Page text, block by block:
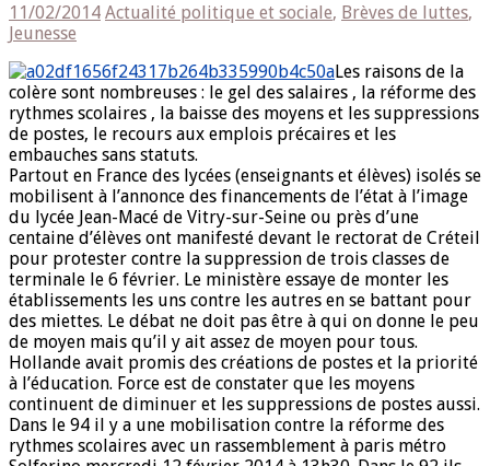
11/02/2014 Actualité politique et sociale, Brèves de luttes,
Jeunesse
Les raisons de la
colère sont nombreuses : le gel des salaires , la réforme des
rythmes scolaires , la baisse des moyens et les suppressions
de postes, le recours aux emplois précaires et les
embauches sans statuts.
Partout en France des lycées (enseignants et élèves) isolés se
mobilisent à l’annonce des financements de l’état à l’image
du lycée Jean-Macé de Vitry-sur-Seine ou près d’une
centaine d’élèves ont manifesté devant le rectorat de Créteil
pour protester contre la suppression de trois classes de
terminale le 6 février. Le ministère essaye de monter les
établissements les uns contre les autres en se battant pour
des miettes. Le débat ne doit pas être à qui on donne le peu
de moyen mais qu’il y ait assez de moyen pour tous.
Hollande avait promis des créations de postes et la priorité
à l’éducation. Force est de constater que les moyens
continuent de diminuer et les suppressions de postes aussi.
Dans le 94 il y a une mobilisation contre la réforme des
rythmes scolaires avec un rassemblement à paris métro